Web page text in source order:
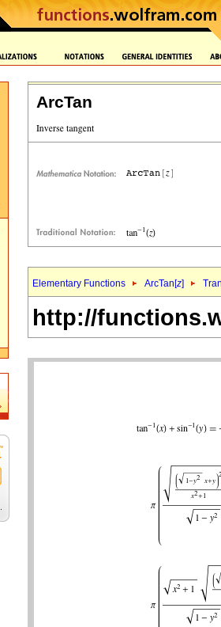
ArcTan
Elementary Functions ArcTan[z]
http://